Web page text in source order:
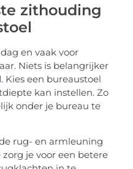
zithouding
en vaak voor
Niets is belangrijker
. Kies een bureaustoel
kan instellen. Zo
onder je bureau te
rug- en armleuning
je voor een betere